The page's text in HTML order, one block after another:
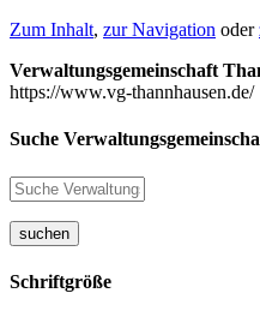
Zum Inhalt, zur Navigation oder
Verwaltungsgemeinschaft
https://www.vg-thannhausen.de/
Suche
suchen
Schriftgröße